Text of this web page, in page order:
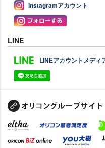
Instagramアカウント
LINE
LINEアカウントメディ